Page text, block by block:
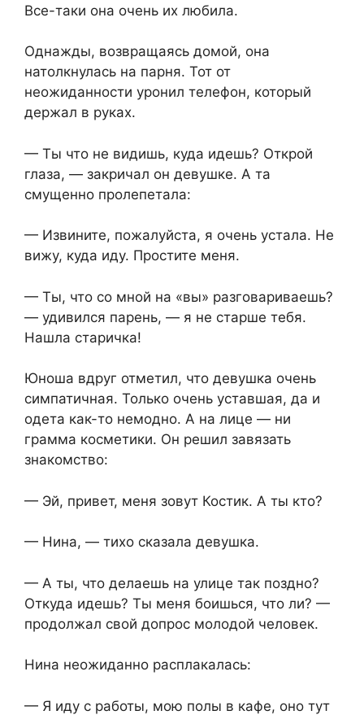
Все-таки она очень их любила.
Однажды, возвращаясь домой, она
натолкнулась на парня. Тот от
неожиданности уронил телефон, который
держал в руках.
— Ты что не видишь, куда идешь? Открой
глаза, — закричал он девушке. А та
смущенно пролепетала:
— Извините, пожалуйста, я очень устала. Не
вижу, куда иду. Простите меня.
— Ты, что со мной на «вы» разговариваешь?
— удивился парень, — я не старше тебя.
Нашла старичка!
Юноша вдруг отметил, что девушка очень
симпатичная. Только очень уставшая, да и
одета как-то немодно. А на лице — ни
грамма косметики. Он решил завязать
знакомство:
— Эй, привет, меня зовут Костик. А ты кто?
— Нина, — тихо сказала девушка.
— А ты, что делаешь на улице так поздно?
Откуда идешь? Ты меня боишься, что ли? —
продолжал свой допрос молодой человек.
Нина неожиданно расплакалась:
— Я иду с работы, мою полы в кафе, оно тут